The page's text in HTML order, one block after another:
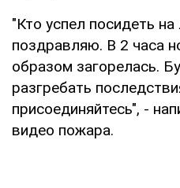
"Кто успел посидеть
поздравляю. В 2 часа
образом загорелась.
разгребать
присоединяйтесь", -
видео пожара.